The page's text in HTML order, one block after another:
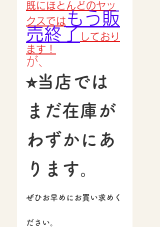
既にほとんどのヤッ
クスでは もう販
売終了 しており
ます！
が、
⭐︎当店では
まだ在庫が
わずかにあ
ります。
ぜひお早めにお買い求めく
ださい。